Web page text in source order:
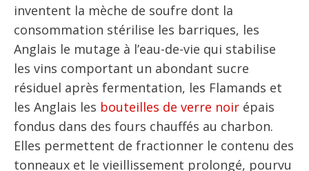
inventent la mèche de soufre dont la
consommation stérilise les barriques, les
Anglais le mutage à l’eau-de-vie qui stabilise
les vins comportant un abondant sucre
résiduel après fermentation, les Flamands et
les Anglais les bouteilles de verre noir épais
fondus dans des fours chauffés au charbon.
Elles permettent de fractionner le contenu des
tonneaux et le vieillissement prolongé, pourvu